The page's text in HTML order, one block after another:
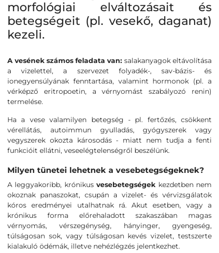
morfológiai elváltozásait és
betegségeit (pl. vesekő, daganat)
kezeli.
A vesének számos feladata van: salakanyagok eltávolítása
a vizelettel, a szervezet folyadék-, sav-bázis- és
ionegyensúlyának fenntartása, valamint hormonok (pl. a
vérképző eritropoetin, a vérnyomást szabályozó renin)
termelése.
Ha a vese valamilyen betegség - pl. fertőzés, csökkent
vérellátás, autoimmun gyulladás, gyógyszerek vagy
vegyszerek okozta károsodás - miatt nem tudja a fenti
funkcióit ellátni, veseelégtelenségről beszélünk.
Milyen tünetei lehetnek a vesebetegségeknek?
A leggyakoribb, krónikusvesebetegségek kezdetben nem
okoznak panaszokat, csupán a vizelet- és vérvizsgálatok
kóros eredményei utalhatnak rá. Akut esetben, vagy a
krónikus forma előrehaladott szakaszában magas
vérnyomás, vérszegénység, hányinger, gyengeség,
túlságosan sok, vagy túlságosan kevés vizelet, testszerte
kialakuló ödémák, illetve nehézlégzés jelentkezhet.